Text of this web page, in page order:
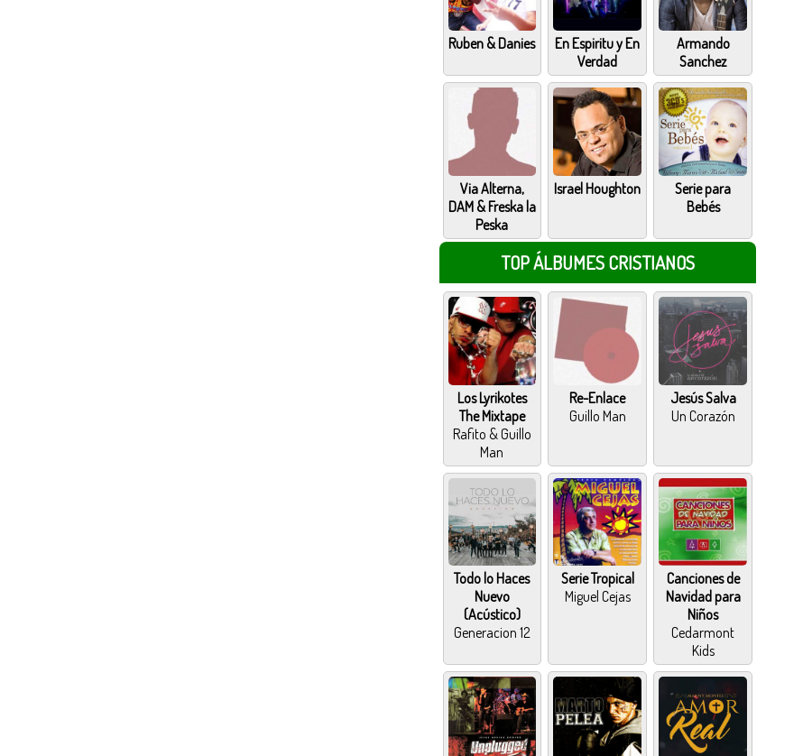
Ruben & Danies
En Espiritu y En
Verdad
Armando
Sanchez
Via Alterna,
DAM & Freska la
Peska
Israel Houghton
Serie para
Bebés
TOP ÁLBUMES CRISTIANOS
Los Lyrikotes
The Mixtape
Rafito & Guillo
Man
Re-Enlace
Guillo Man
Jesús Salva
Un Corazón
Todo lo Haces
Nuevo
(Acústico)
Generacion 12
Serie Tropical
Miguel Cejas
Canciones de
Navidad para
Niños
Cedarmont
Kids